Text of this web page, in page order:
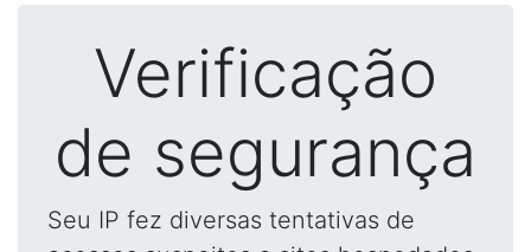
Verificação
de segurança
Seu IP fez diversas tentativas de